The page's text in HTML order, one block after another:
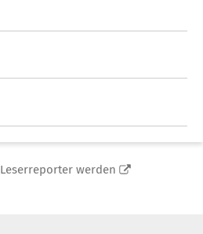
Leserreporter werden